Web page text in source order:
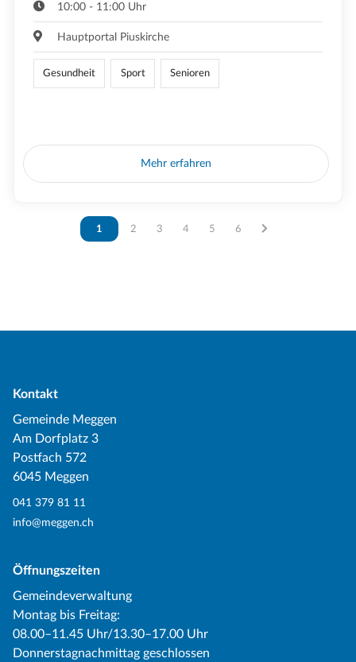
10:00 - 11:00 Uhr
Hauptportal Piuskirche
Gesundheit Sport Senioren
Mehr erfahren
Vous êtes sur la page
1 Vous êtes sur la page
2 Vous êtes sur la page
3 Vous êtes sur la page
4 Vous êtes sur la page
5 Vous êtes sur la page
6
Kontakt
Gemeinde Meggen
Am Dorfplatz 3
Postfach 572
6045 Meggen
041 379 81 11
info@meggen.ch
Öffnungszeiten
Gemeindeverwaltung
Montag bis Freitag:
08.00–11.45 Uhr/13.30–17.00 Uhr
Donnerstagnachmittag geschlossen